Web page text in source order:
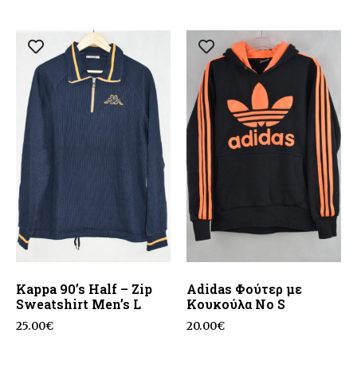
Kappa 90’s Half – Zip
Sweatshirt Men’s L
25.00€
Adidas Φούτερ με
Κουκούλα No S
20.00€